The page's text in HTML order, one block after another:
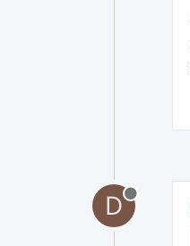
D